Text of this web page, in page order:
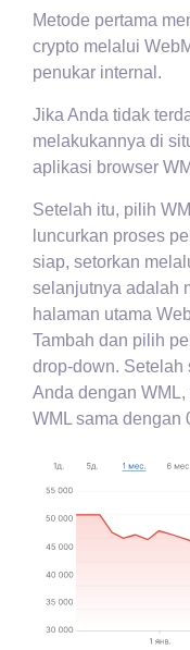
Metode pertama
crypto melalui
penukar internal.
Jika Anda tidak
melakukannya di
aplikasi browser
Setelah itu, pilih
luncurkan proses
siap, setorkan
selanjutnya adalah
halaman utama
Tambah dan pilih
drop-down. Setelah
Anda dengan
WML sama dengan